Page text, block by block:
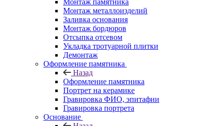
Монтаж памятника
Монтаж металлоизделий
Заливка основания
Монтаж бордюров
Отсыпка отсевом
Укладка тротуарной плитки
Демонтаж
Оформление памятника
Назад
Оформление памятника
Портрет на керамике
Гравировка ФИО, эпитафии
Гравировка портрета
Основание